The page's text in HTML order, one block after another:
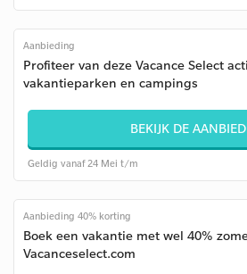
Aanbieding
Profiteer van deze Vacance Select
vakantieparken en campings
BEKIJK DE
Geldig vanaf 24 Mei t/m
Aanbieding 40% korting
Boek een vakantie met wel 40%
Vacanceselect.com